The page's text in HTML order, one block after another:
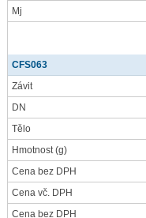
Mj
CFS063
Závit
DN
Tělo
Hmotnost(g)
Cena bez DPH
Cena vč. DPH
Cena bez DPH